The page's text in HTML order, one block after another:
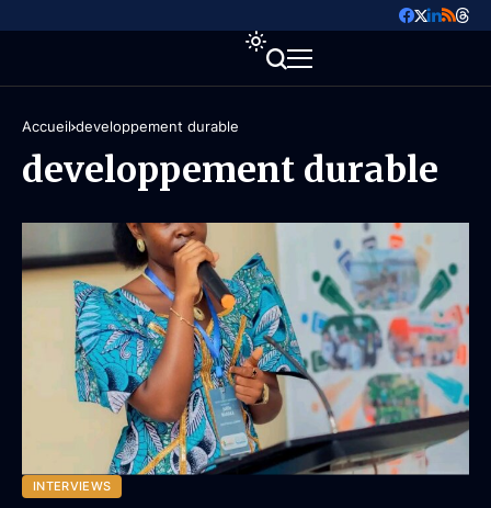
Accueil developpement durable
developpement durable
INTERVIEWS